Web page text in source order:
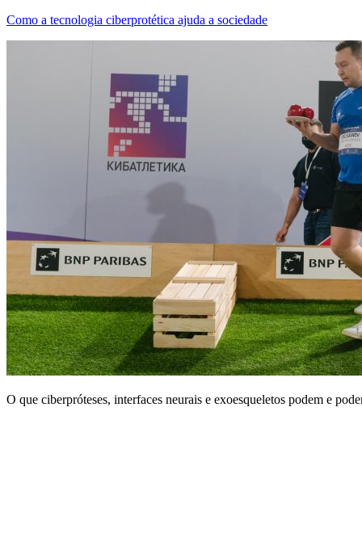
Como a tecnologia ciberprotética ajuda a sociedade
O que ciberpróteses, interfaces neurais e exoesqueletos podem e